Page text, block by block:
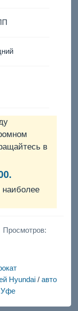
в
Просмотров:
Hyundai /авто
Уфе